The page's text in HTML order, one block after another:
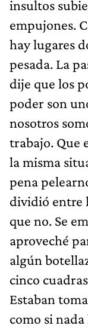
insultos
empujones.
hay lugares
pesada. La
dije que los
poder son
nosotros
trabajo. Que
la misma
pena
dividió entre
que no. Se
aproveché
algún
cinco
Estaban
como si